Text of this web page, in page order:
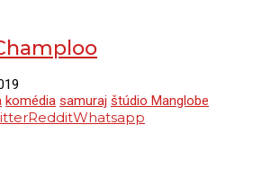
komédia samuraj štúdio Manglobe
RedditWhatsapp